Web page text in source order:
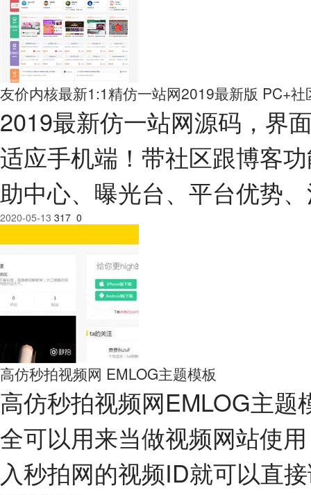
友价内核最新1:1精仿一站网2019最新版 PC+
2019最新仿一站网源码，界
适应手机端！带社区跟博客
助中心、曝光台、平台优势
2020-05-13 317 0
高仿秒拍视频网 EMLOG主题模板
高仿秒拍视频网EMLOG主
全可以用来当做视频网站使
入秒拍网的视频ID就可以直